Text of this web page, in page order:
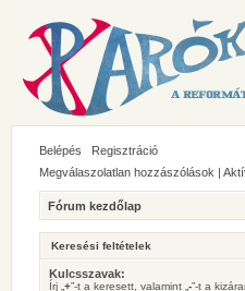
Belépés
Regisztráció
Megválaszolatlan hozzászólások |
Fórum kezdőlap
Keresési feltételek
Kulcsszavak:
Írj „ +”-t a keresett, valamint „ -”-t a